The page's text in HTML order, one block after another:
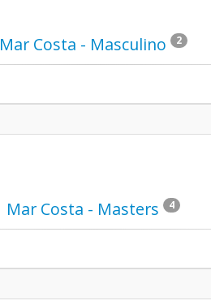
Mar Costa - Masculino 2
Mar Costa - Masters 4